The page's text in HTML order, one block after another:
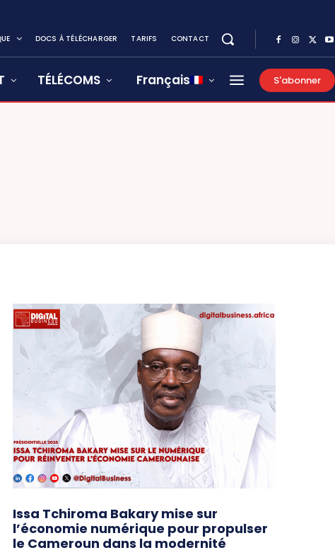
DOCS À TÉLÉCHARGER TARIFS CONTACT
TÉLÉCOMS Français S'abonner
Issa Tchiroma Bakary mise sur
l’économie numérique pour propulser
le Cameroun dans la modernité